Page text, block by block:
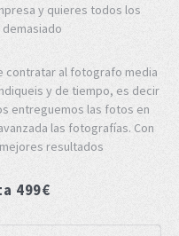
y quieres todos los
contratar al fotografo media
y de tiempo, es decir
entreguemos las fotos en
las fotografías. Con
resultados
499€